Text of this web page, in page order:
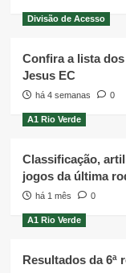
Divisão de Acesso
Confira a lista
Jesus EC
há 4 semanas 0
A1 Rio Verde
Classificação,
jogos da última
há 1 mês 0
A1 Rio Verde
Resultados da 6ª